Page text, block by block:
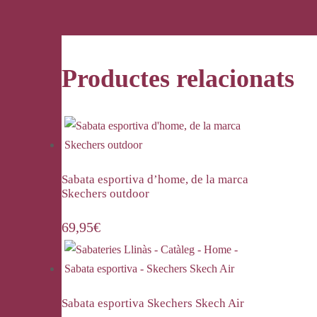
Productes relacionats
Sabata esportiva d’home, de la marca
Skechers outdoor
69,95€
Sabata esportiva Skechers Skech Air